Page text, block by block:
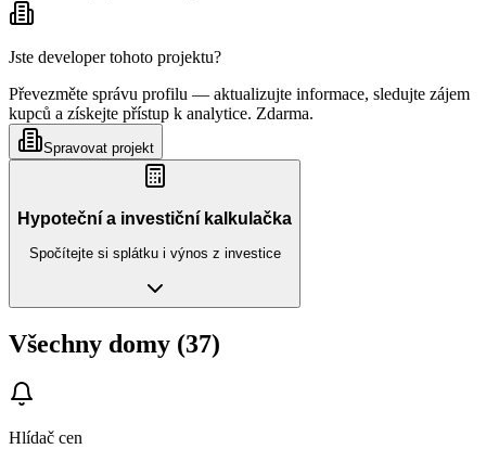
Jste developer tohoto projektu?
Převezměte správu profilu — aktualizujte informace, sledujte zájem
kupců a získejte přístup k analytice. Zdarma.
Spravovat projekt
Hypoteční a investiční kalkulačka
Spočítejte si splátku i výnos z investice
Všechny domy (37)
Hlídač cen